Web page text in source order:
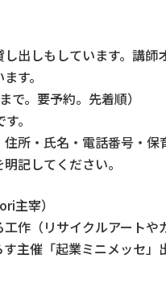
出しもしています。講
す。
で。要予約。先着順）
。
所・氏名・電話番号・
記してください。
主宰）
作（リサイクルアート
主催「起業ミニメッセ」